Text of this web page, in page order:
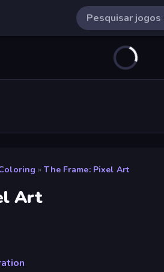
» The Frame: Pixel Art
Art